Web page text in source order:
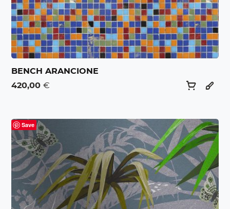
BENCH ARANCIONE
420,00€
Save